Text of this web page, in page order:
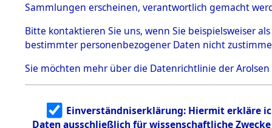
Todesmärsche
5.3.1 Alliierte
Erhebungen
zu
Todesmärsch
en
5.3.2
Identifizierun
g
Branch -
Sammlungen erscheinen, verantwortlich gemacht
Bitte kontaktieren Sie uns, wenn Sie beispielsweiser
bestimmter personenbezogener Daten nicht
Sie möchten mehr über die Datenrichtlinie der Arolsen
Einverständniserklärung: Hiermit erkläre
Daten ausschließlich für wissenschaftliche